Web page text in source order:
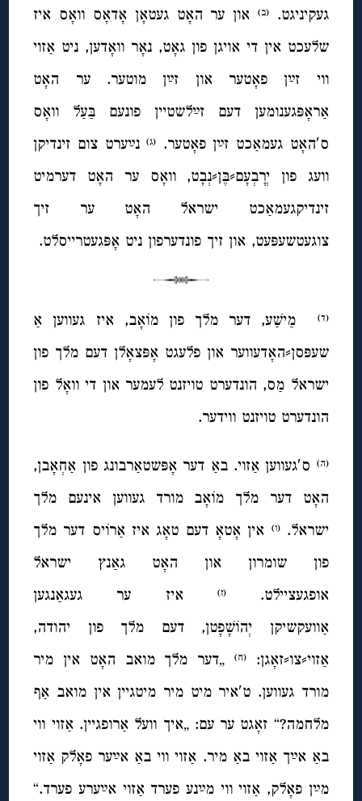
געקיניגט.(ב)
און ער האָט געטאָן אָדאָס וואָס איז
שלעכט אין די אויגן פון גאָט, נאָר וואָדען, ניט אַזוי
ווי זײַן פאָטער און זײַן מוטער. ער האָט
אַראָפּגענומען דעם זײַלשטיין פונעם בַּעַל וואָס
ס′האָט געמאַכט זײַן פאָטער.
(ג)נײַערט צום זינדיקן
וועג פון יְרָבְעָם⸗בֶּן⸗נְבָט, וואָס ער האָט דערמיט
זינדיקגעמאַכט ישראל האָט ער זיך
צוגעטשעפּעט, און זיך פונדערפון ניט אָפּגעטרייסלט.
(ד)
מֵישַׁע, דער מלך פון מוֹאָב, איז געווען אַ
שעפּסן⸗האָדעווער און פלעגט אָפּצאָלן דעם מלך פון
ישראל מַס, הונדערט טויזנט לעמער און די וואָל פון
הונדערט טויזנט ווידער.
(ה) ס′געווען אַזוי. באַ דער אָפּשטאַרבונג פון אַחְאָבן,
האָט דער מלך מוֹאָב מורד געווען אינעם מלך
ישראל.(ו) אין אָטאָ דעם טאָג איז אַרוֹיס דער מלך
פון שומרון און האָט גאַנץ ישראל
אופגעציילט.(ז)
איז ער געגאַנגען
אַוועקשיקן יְהוֹשָׁפָטן, דעם מלך פון יהודה,
אַזוי⸗צו⸗זאָגן:
(ח)
„דער מלך מואב האָט אין מיר
מורד געווען. ט′איר מיט מיר מיטגיין אין מואב אַף
מלחמה?“ זאָגט ער עם: „איך וועל אַרופגיין. אַזוי ווי
באַ אײַך אַזוי באַ מיר. אַזוי ווי באַ אײַער פאָלק אַזוי
מײַן פאָלק, אַזוי ווי מײַנע פערד אַזוי אײַערע פערד.“